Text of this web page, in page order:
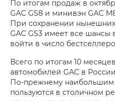
По итогам продаж в
GAC GS8 и минивэн GAC
При сохранении
GAC GS3 имеет все
войти в число
Всего по итогам 10
автомобилей GAC в
По-прежнему
пользуются в столичном